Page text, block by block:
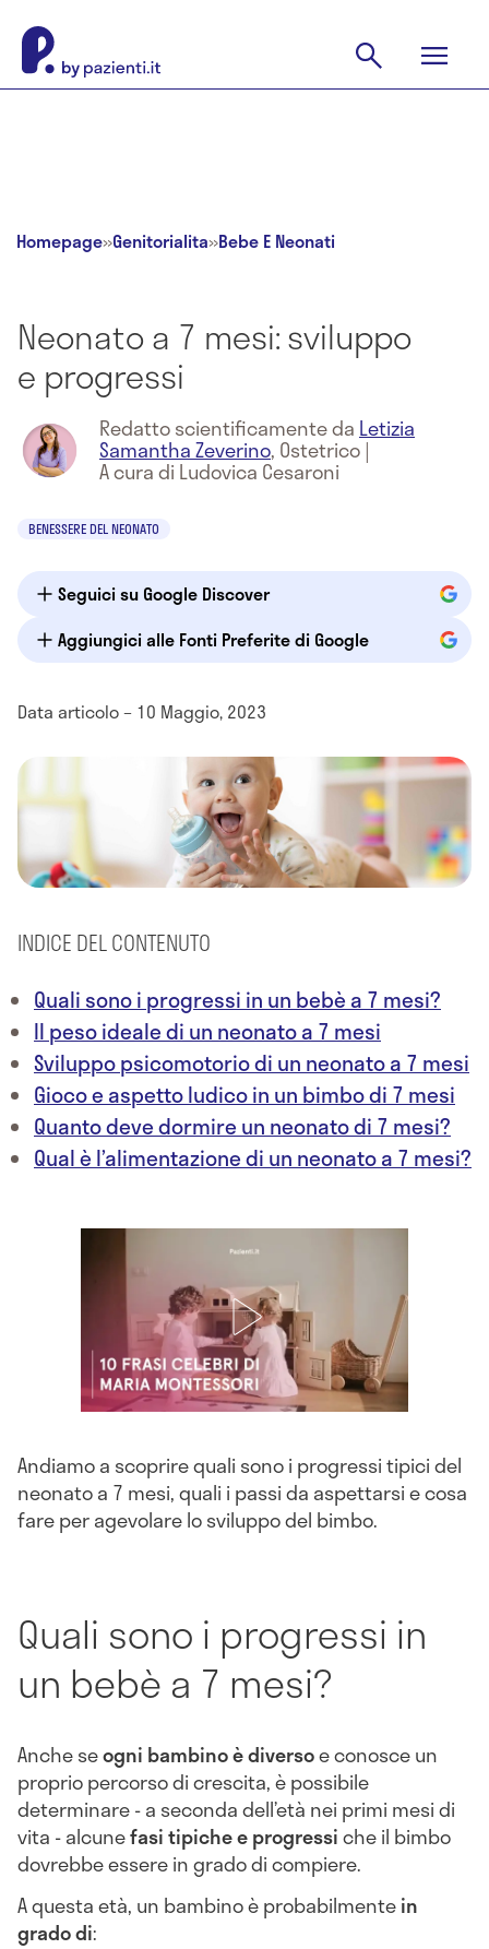
Homepage»Genitorialita»Bebe E Neonati
Neonato a 7 mesi: sviluppo
e progressi
Redatto scientificamente da Letizia
Samantha Zeverino, Ostetrico|
A cura di Ludovica Cesaroni
BENESSERE DEL NEONATO
Seguici su Google Discover
Aggiungici alle Fonti Preferite di Google
Data articolo – 10 Maggio, 2023
INDICE DEL CONTENUTO
Quali sono i progressi in un bebè a 7 mesi?
Il peso ideale di un neonato a 7 mesi
Sviluppo psicomotorio di un neonato a 7 mesi
Gioco e aspetto ludico in un bimbo di 7 mesi
Quanto deve dormire un neonato di 7 mesi?
Qual è l’alimentazione di un neonato a 7 mesi?
Andiamo a scoprire quali sono i progressi tipici del
neonato a 7 mesi, quali i passi da aspettarsi e cosa
fare per agevolare lo sviluppo del bimbo.
Quali sono i progressi in
un bebè a 7 mesi?
Anche seogni bambino è diversoe conosce un
proprio percorso di crescita, è possibile
determinare - a seconda dell’età nei primi mesi di
vita - alcunefasi tipiche e progressiche il bimbo
dovrebbe essere in grado di compiere.
A questa età, un bambino è probabilmentein
grado di: